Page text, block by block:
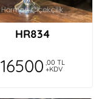
HR834
16500 ,00 TL
+KDV